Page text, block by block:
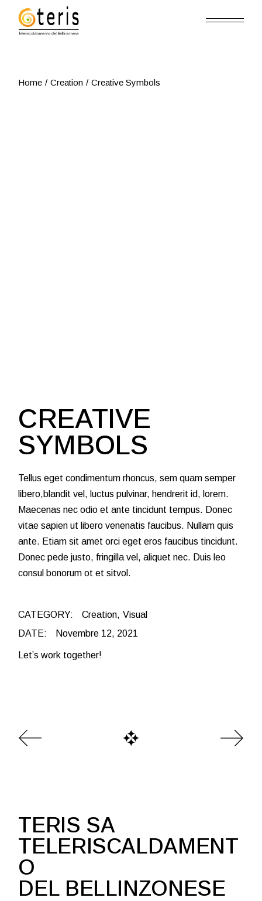
content
Home Creation Creative Symbols
CREATIVE
SYMBOLS
Tellus eget condimentum rhoncus, sem quam semper
libero,blandit vel, luctus pulvinar, hendrerit id, lorem.
Maecenas nec odio et ante tincidunt tempus. Donec
vitae sapien ut libero venenatis faucibus. Nullam quis
ante. Etiam sit amet orci eget eros faucibus tincidunt.
Donec pede justo, fringilla vel, aliquet nec. Duis leo
consul bonorum ot et sitvol.
CATEGORY: Creation
Visual
DATE:
Novembre 12, 2021
Let’s work together!
TERIS SA
TELERISCALDAMENT
O
DEL BELLINZONESE